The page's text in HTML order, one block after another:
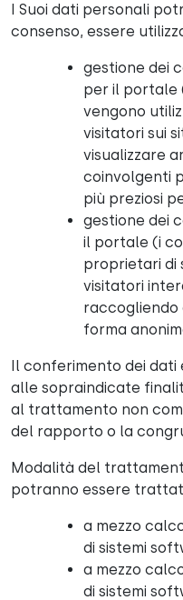
I Suoi dati personali
consenso, essere
gestione dei
per il portale
vengono
visitatori sui
visualizzare
coinvolgenti
più preziosi
gestione dei
il portale (i
proprietari di
visitatori
raccogliendo
forma
Il conferimento dei
alle sopraindicate
al trattamento non
del rapporto o la
Modalità del
potranno essere
a mezzo
di sistemi
a mezzo
di sistemi